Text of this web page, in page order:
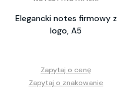
Elegancki notes firmowy z
logo, A5
Zapytaj o cenę
Zapytaj o znakowanie